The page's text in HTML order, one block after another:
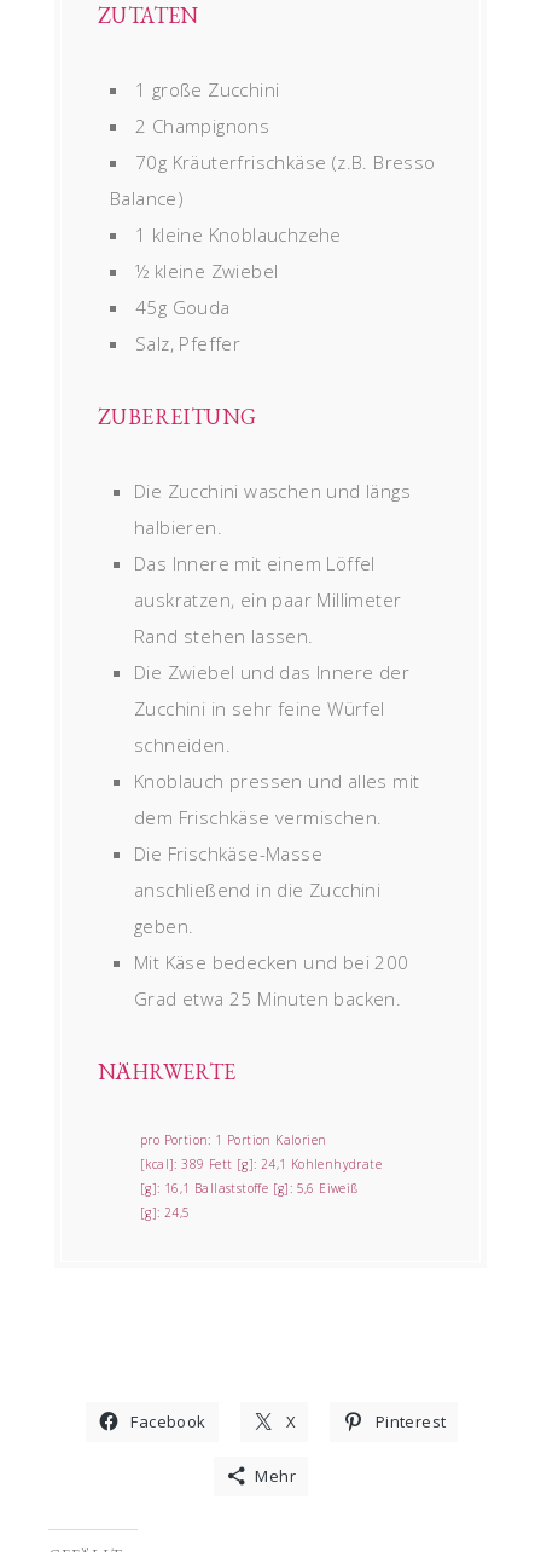
ZUTATEN
1 große Zucchini
2 Champignons
70g Kräuterfrischkäse (z.B. Bresso
Balance)
1 kleine Knoblauchzehe
½ kleine Zwiebel
45g Gouda
Salz, Pfeffer
ZUBEREITUNG
Die Zucchini waschen und längs
halbieren.
Das Innere mit einem Löffel
auskratzen, ein paar Millimeter
Rand stehen lassen.
Die Zwiebel und das Innere der
Zucchini in sehr feine Würfel
schneiden.
Knoblauch pressen und alles mit
dem Frischkäse vermischen.
Die Frischkäse-Masse
anschließend in die Zucchini
geben.
Mit Käse bedecken und bei 200
Grad etwa 25 Minuten backen.
NÄHRWERTE
pro Portion: 1 Portion Kalorien
[kcal]:389 Fett [g]: 24,1 Kohlenhydrate
[g]: 16,1 Ballaststoffe [g]: 5,6 Eiweiß
[g]: 24,5
Facebook X Pinterest
Mehr